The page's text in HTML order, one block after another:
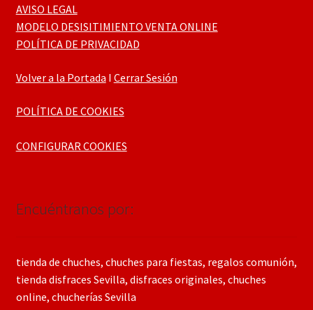
AVISO LEGAL
MODELO DESISITIMIENTO VENTA ONLINE
POLÍTICA DE PRIVACIDAD
Volver a la Portada I Cerrar Sesión
POLÍTICA DE COOKIES
CONFIGURAR COOKIES
Encuéntranos por:
tienda de chuches, chuches para fiestas, regalos comunión,
tienda disfraces Sevilla, disfraces originales, chuches
online, chucherías Sevilla